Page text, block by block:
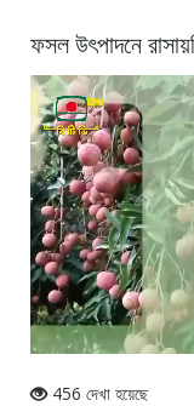
ফসল উৎপাদনে
456 দেখা হয়েছে